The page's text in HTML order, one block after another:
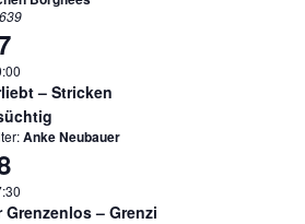
– Stricken
Anke Neubauer
Grenzenlos – Grenzi